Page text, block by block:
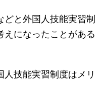
と外国人技能実習制
えになったことがある
技能実習制度はメリ